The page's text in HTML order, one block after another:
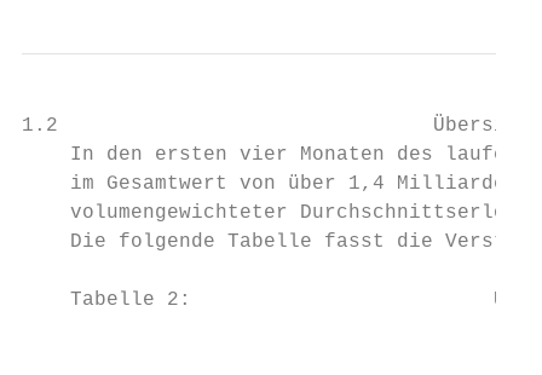
1.2                               Übersicht
In den ersten vier Monaten des
im Gesamtwert von über 1,4 Milliarden
volumengewichteter Durchschnittserlös
Die folgende Tabelle fasst die
Tabelle 2: